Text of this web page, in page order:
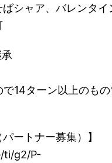
ばシャア、バレンタイ
で14ターン以上のも
パートナー募集）】
ti/g2/P-